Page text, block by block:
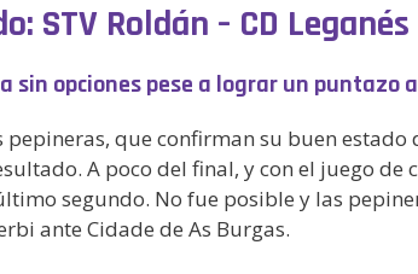
STV Roldán – CD Leganés
sin opciones pese a lograr un puntazo
que confirman su buen
A poco del final, y con el juego
segundo. No fue posible y las
ante Cidade de As Burgas.